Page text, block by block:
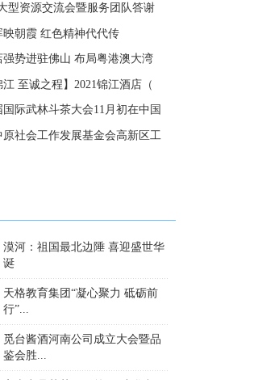
型资源交流会暨服务团队答谢
映朝霞 红色精神代代传
强势进驻佛山 布局粤港澳大湾
江 至诚之程】2021锦江酒店（
际武林斗茶大会11月初在中国
原社会工作发展基金会高新区工
漠河：祖国最北边陲 喜迎盛世华
诞
天格教育集团“凝心聚力 砥砺前
行”...
觅台酱酒河南公司成立大会暨品
鉴会胜...